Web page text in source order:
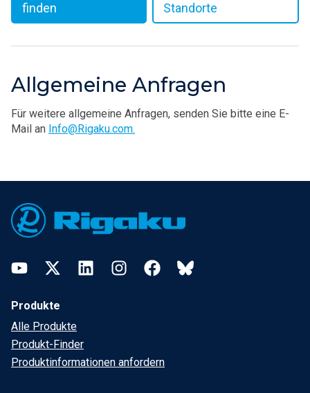
finden
Standorte
Allgemeine Anfragen
Für weitere allgemeine Anfragen, senden Sie bitte eine E-
Mail an Info@Rigaku.com.
YouTubeTwitter LinkedInInstagramFacebookBluesky
Produkte
Alle Produkte
Produkt-Finder
Produktinformationen anfordern